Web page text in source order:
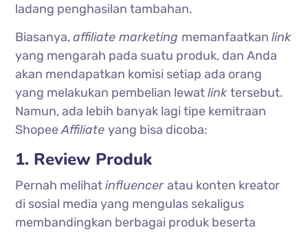
ladang penghasilan tambahan.
Biasanya,affiliate marketing memanfaatkanlink
yang mengarah pada suatu produk, dan Anda
akan mendapatkan komisi setiap ada orang
yang melakukan pembelian lewatlinktersebut.
Namun, ada lebih banyak lagi tipe kemitraan
ShopeeAffiliateyang bisa dicoba:
1. Review Produk
Pernah melihatinfluenceratau konten kreator
di sosial media yang mengulas sekaligus
membandingkan berbagai produk beserta